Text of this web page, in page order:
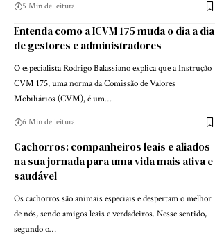
5 Min de leitura
Entenda como a ICVM 175 muda o dia a dia
de gestores e administradores
O especialista Rodrigo Balassiano explica que a Instrução
CVM 175, uma norma da Comissão de Valores
Mobiliários (CVM), é um…
6 Min de leitura
Cachorros: companheiros leais e aliados
na sua jornada para uma vida mais ativa e
saudável
Os cachorros são animais especiais e despertam o melhor
de nós, sendo amigos leais e verdadeiros. Nesse sentido,
segundo o…